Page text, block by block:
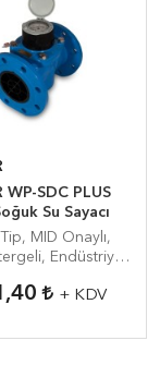
WP-SDC PLUS
Su Sayacı
MID Onaylı,
Endüstriyel
+ KDV